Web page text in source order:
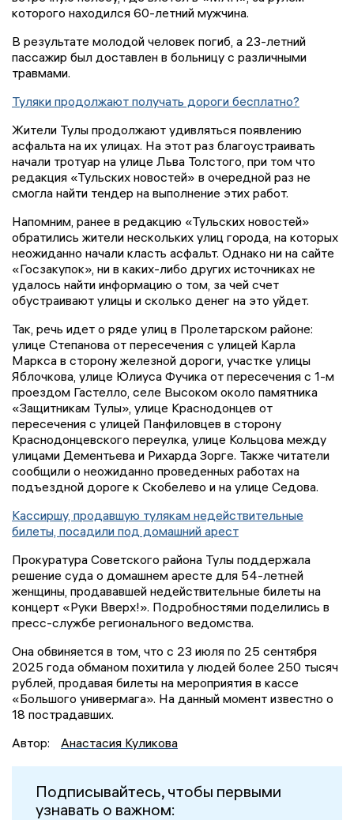
которого находился 60-летний мужчина.
В результате молодой человек погиб, а 23-летний
пассажир был доставлен в больницу с различными
травмами.
Туляки продолжают получать дороги бесплатно?
Жители Тулы продолжают удивляться появлению
асфальта на их улицах. На этот раз благоустраивать
начали тротуар на улице Льва Толстого, при том что
редакция «Тульских новостей» в очередной раз не
смогла найти тендер на выполнение этих работ.
Напомним, ранее в редакцию «Тульских новостей»
обратились жители нескольких улиц города, на которых
неожиданно начали класть асфальт. Однако ни на сайте
«Госзакупок», ни в каких-либо других источниках не
удалось найти информацию о том, за чей счет
обустраивают улицы и сколько денег на это уйдет.
Так, речь идет о ряде улиц в Пролетарском районе:
улице Степанова от пересечения с улицей Карла
Маркса в сторону железной дороги, участке улицы
Яблочкова, улице Юлиуса Фучика от пересечения с 1-м
проездом Гастелло, селе Высоком около памятника
«Защитникам Тулы», улице Краснодонцев от
пересечения с улицей Панфиловцев в сторону
Краснодонцевского переулка, улице Кольцова между
улицами Дементьева и Рихарда Зорге. Также читатели
сообщили о неожиданно проведенных работах на
подъездной дороге к Скобелево и на улице Седова.
Кассиршу, продавшую тулякам недействительные
билеты, посадили под домашний арест
Прокуратура Советского района Тулы поддержала
решение суда о домашнем аресте для 54-летней
женщины, продававшей недействительные билеты на
концерт «Руки Вверх!». Подробностями поделились в
пресс-службе регионального ведомства.
Она обвиняется в том, что с 23 июля по 25 сентября
2025 года обманом похитила у людей более 250 тысяч
рублей, продавая билеты на мероприятия в кассе
«Большого универмага». На данный момент известно о
18 пострадавших.
Автор:
Анастасия Куликова
Подписывайтесь, чтобы первыми
узнавать о важном: